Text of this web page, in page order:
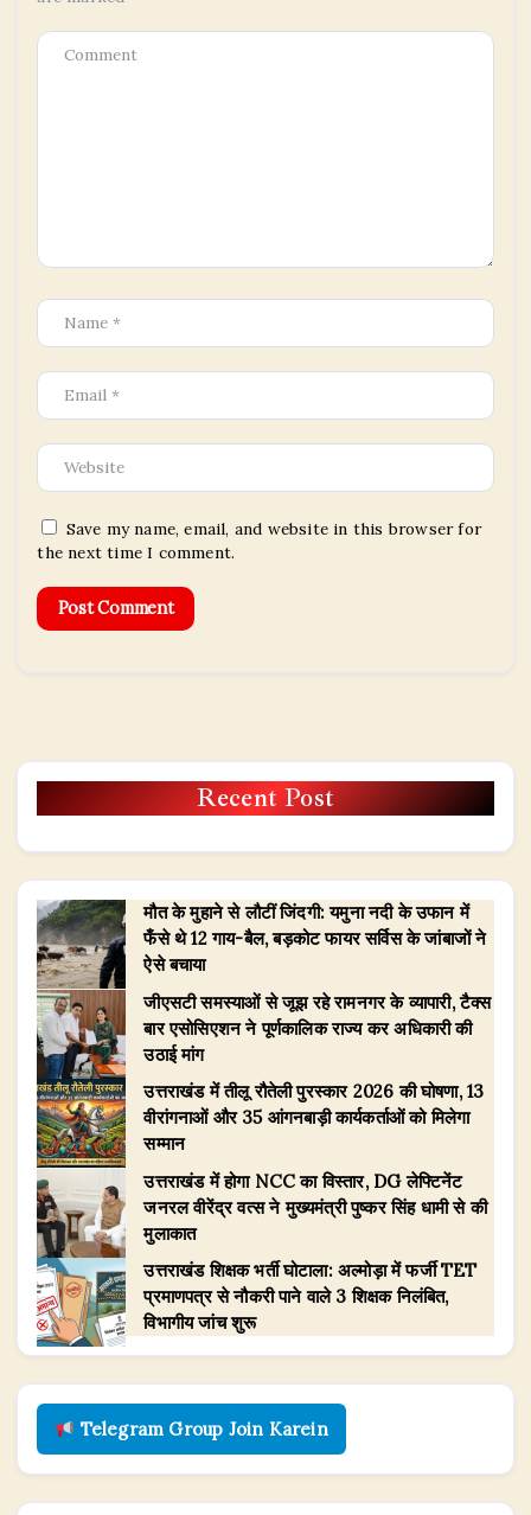
Save my name, email, and website in this browser for
the next time I comment.
Recent Post
मौत के मुहाने से लौटीं जिंदगी: यमुना नदी के उफान में
फँसे थे 12 गाय-बैल, बड़कोट फायर सर्विस के जांबाजों ने
ऐसे बचाया
जीएसटी समस्याओं से जूझ रहे रामनगर के व्यापारी, टैक्स
बार एसोसिएशन ने पूर्णकालिक राज्य कर अधिकारी की
उठाई मांग
उत्तराखंड में तीलू रौतेली पुरस्कार 2026 की घोषणा, 13
वीरांगनाओं और 35 आंगनबाड़ी कार्यकर्ताओं को मिलेगा
सम्मान
उत्तराखंड में होगा NCC का विस्तार, DG लेफ्टिनेंट
जनरल वीरेंद्र वत्स ने मुख्यमंत्री पुष्कर सिंह धामी से की
मुलाकात
उत्तराखंड शिक्षक भर्ती घोटाला: अल्मोड़ा में फर्जी TET
प्रमाणपत्र से नौकरी पाने वाले 3 शिक्षक निलंबित,
विभागीय जांच शुरू
Telegram Group Join Karein